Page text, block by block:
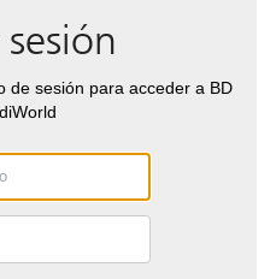
de sesión para acceder a BD